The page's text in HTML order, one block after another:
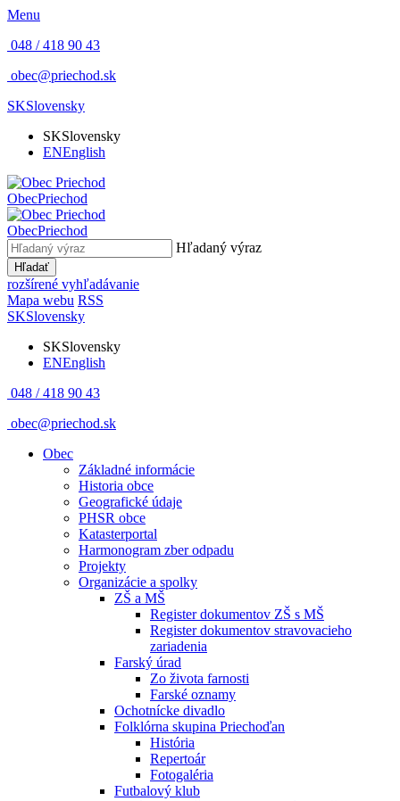
Menu
048 / 418 90 43
obec@priechod.sk
SKSlovensky
SKSlovensky
ENEnglish
ObecPriechod
ObecPriechod
Hľadaný výraz
Hľadať
rozšírené vyhľadávanie
Mapa webu RSS
SKSlovensky
SKSlovensky
ENEnglish
048 / 418 90 43
obec@priechod.sk
Obec
Základné informácie
Historia obce
Geografické údaje
PHSR obce
Katasterportal
Harmonogram zber odpadu
Projekty
Organizácie a spolky
ZŠ a MŠ
Register dokumentov ZŠ s MŠ
Register dokumentov stravovacieho
zariadenia
Farský úrad
Zo života farnosti
Farské oznamy
Ochotnícke divadlo
Folklórna skupina Priechoďan
História
Repertoár
Fotogaléria
Futbalový klub